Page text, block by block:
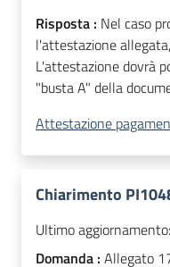
Risposta : Nel caso
l'attestazione
L'attestazione dovrà
"busta A" della
Attestazione
Chiarimento
Ultimo aggiornamento:
Domanda : Allegato